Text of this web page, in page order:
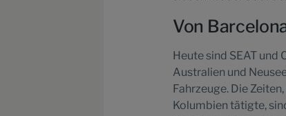
Von
Heute sind SEAT
Australien und
Fahrzeuge. Die
Kolumbien tätigte,